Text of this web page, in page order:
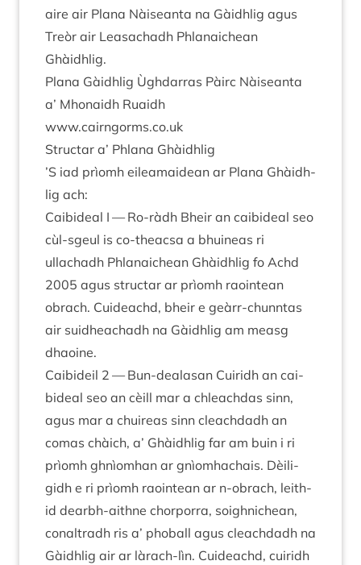
aire air Plana Nàiseanta na Gàidh­lig agus
Treòr air Leas­achadh Phlanaichean
Ghàidhlig.
Plana Gàidh­lig Ùgh­dar­ras Pàirc Nàiseanta
a’ Mhon­aidh Ruaidh
www​.cairngorms​.co​.uk
Structar a’ Phlana Ghàidhlig
’S iad prìomh eilea­maid­ean ar Plana Ghàidh­
lig ach:
Cai­bideal I — Ro-ràdh Bheir an cai­bideal seo
cùl-sgeul is co-theac­sa a bhuineas ri
ullachadh Phlanaichean Ghàidh­lig fo Achd
2005 agus structar ar prìomh raoin­tean
obrach. Cuideachd, bheir e geàrr-chun­ntas
air suid­heachadh na Gàidh­lig am measg
dhaoine.
Cai­bideil 2 — Bun-dealas­an Cuiridh an cai­
bideal seo an cèill mar a chleach­das sinn,
agus mar a chuire­as sinn cleach­dadh an
comas chàich, a’ Ghàidh­lig far am buin i ri
prìomh ghnìom­han ar gnìom­ha­chais. Dèi­li­
gidh e ri prìomh raoin­tean ar n‑obrach, leith­
id dearbh-aithne chor­porra, soigh­nichean,
con­al­tradh ris a’ phoball agus cleach­dadh na
Gàidh­lig air ar làrach-lìn. Cuideachd, cuiridh